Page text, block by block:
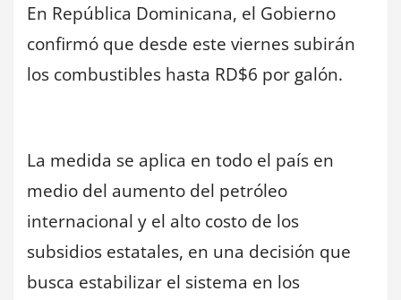
En República Dominicana, el Gobierno
confirmó que desde este viernes subirán
los combustibles hasta RD$6 por galón.
La medida se aplica en todo el país en
medio del aumento del petróleo
internacional y el alto costo de los
subsidios estatales, en una decisión que
busca estabilizar el sistema en los